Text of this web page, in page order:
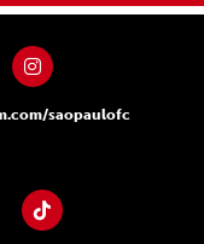
saopaulofc